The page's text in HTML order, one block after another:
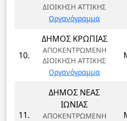
ΔΙΟΙΚΗΣΗ ΑΤΤΙΚΗΣ
Οργανόγραμμα
10.
ΔΗΜΟΣ ΚΡΩΠΙΑΣ
ΑΠΟΚΕΝΤΡΩΜΕΝΗ
ΔΙΟΙΚΗΣΗ ΑΤΤΙΚΗΣ
Οργανόγραμμα
11.
ΔΗΜΟΣ ΝΕΑΣ
ΙΩΝΙΑΣ
ΑΠΟΚΕΝΤΡΩΜΕΝΗ